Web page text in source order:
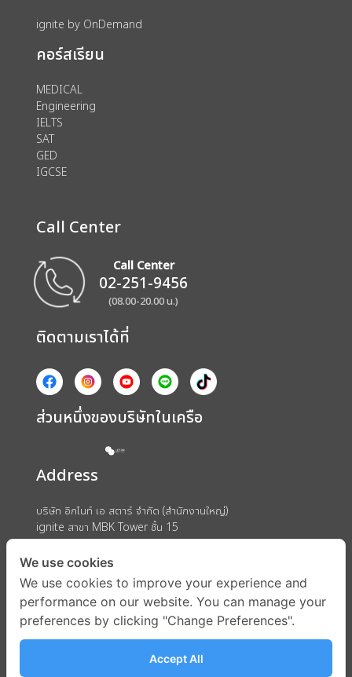
ignite by OnDemand
คอร์สเรียน
MEDICAL
Engineering
IELTS
SAT
GED
IGCSE
Call Center
Call Center
02-251-9456
(08.00-20.00 น.)
ติดตามเราได้ที่
ส่วนหนึ่งของบริษัทในเครือ
Address
บริษัท อิกไนท์ เอ สตาร์ จำกัด (สำนักงานใหญ่)
ignite สาขา MBK Tower ชั้น 15
ถนนพญาไท แขวงวังใหม่ เขตปทุมวัน กรุงเทพมหานคร 10330
We use cookies
We use cookies to improve your experience and
performance on our website. You can manage your
preferences by clicking "Change Preferences".
Accept All